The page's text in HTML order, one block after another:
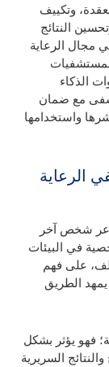
وتكييف
النتائج
مجال الرعاية
الذكاء
مع ضمان
واستخدامها
الرعاية
شخص آخر
في البيئات
على فهم
الطريق
فهو يؤثر بشكل
السريرية